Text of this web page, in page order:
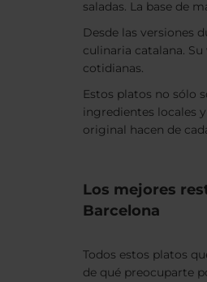
saladas. La base de
Desde las versiones
culinaria catalana.
cotidianas.
Estos platos no sólo
ingredientes locales
original hacen de
Los mejores
Barcelona
Todos estos platos
de qué preocuparte